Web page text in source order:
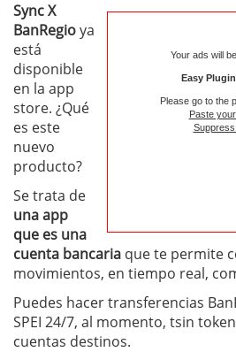
Your ads will
Easy
Please go to the
Paste
Sync X
BanRegioya
está
disponible
en la app
store. ¿Qué
es este
nuevo
producto?
Se trata de
una app
que es una
cuenta bancaria que te permite
movimientos, en tiempo real,
Puedes hacer transferencias
SPEI 24/7, al momento, tsin
cuentas destinos.